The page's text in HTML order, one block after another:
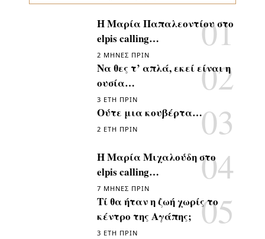
Η Μαρία Παπαλεοντίου στο
elpis calling…
2 ΜΉΝΕΣ ΠΡΙΝ
Να θες τ’ απλά, εκεί είναι η
ουσία…
3 ΈΤΗ ΠΡΙΝ
Ούτε μια κουβέρτα…
2 ΈΤΗ ΠΡΙΝ
Η Μαρία Μιχαλούδη στο
elpis calling…
7 ΜΉΝΕΣ ΠΡΙΝ
Τί θα ήταν η ζωή χωρίς το
κέντρο της Αγάπης;
3 ΈΤΗ ΠΡΙΝ